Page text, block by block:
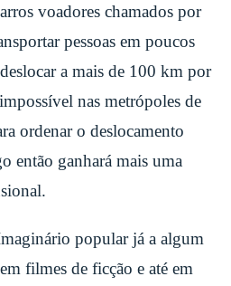
voadores chamados por
pessoas em poucos
a mais de 100 km por
nas metrópoles de
ordenar o deslocamento
então ganhará mais uma
popular já a algum
filmes de ficção e até em